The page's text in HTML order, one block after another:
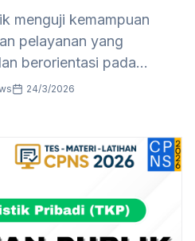
menguji kemampuan
pelayanan yang
berorientasi pada
24/3/2026